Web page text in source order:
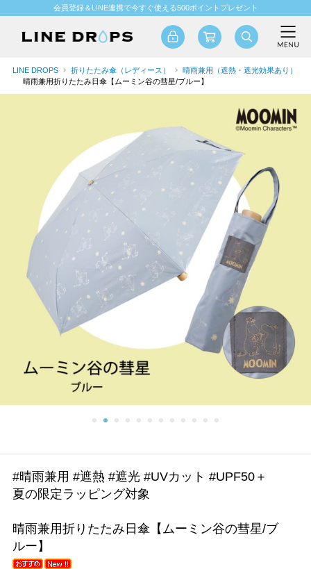
会員登録＆LINE連携で今すぐ使える500ポイントプレゼント
LINE DROPS 折りたたみ傘（レディース）
晴雨兼用（遮熱・遮光効果あり）
晴雨兼用折りたたみ日傘【ムーミン谷の彗星/ブルー】
#晴雨兼用 #遮熱 #遮光 #UVカット #UPF50＋
夏の限定ラッピング対象
晴雨兼用折りたたみ日傘【ムーミン谷の彗星/ブ
ルー】